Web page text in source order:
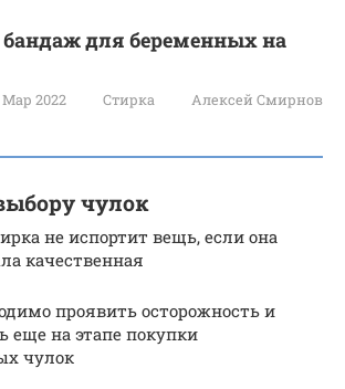
бандаж для беременных на
Мар 2022 Стирка Алексей Смирнов
чулок
не испортит вещь, если она
качественная
проявить осторожность и
еще на этапе покупки
чулок